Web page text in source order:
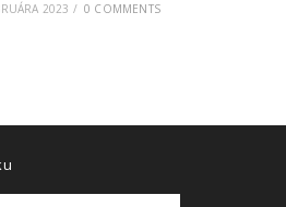
2023 / 0 COMMENTS